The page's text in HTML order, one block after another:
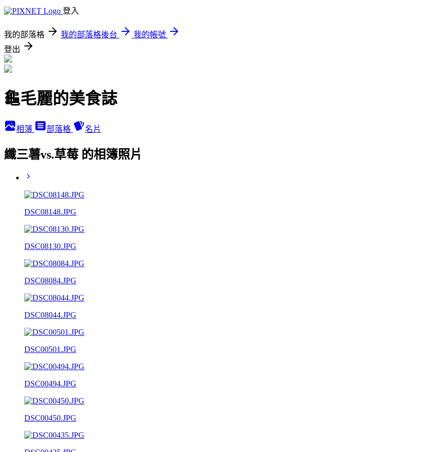
登入
我的部落格 我的部落格後台
我的帳號
登出
龜毛麗的美食誌
相簿 部落格 名片
纖三薯vs.草莓 的相簿照片
DSC08148.JPG
DSC08130.JPG
DSC08084.JPG
DSC08044.JPG
DSC00501.JPG
DSC00494.JPG
DSC00450.JPG